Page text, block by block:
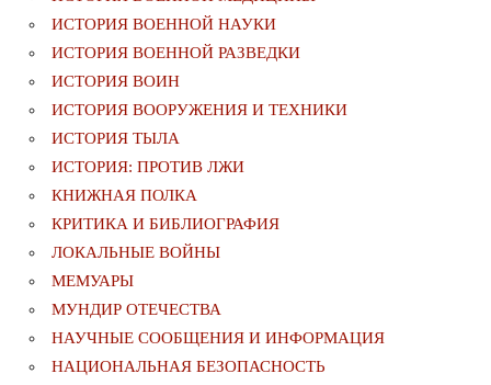
ИСТОРИЯ ВОЕННОЙ НАУКИ
ИСТОРИЯ ВОЕННОЙ РАЗВЕДКИ
ИСТОРИЯ ВОИН
ИСТОРИЯ ВООРУЖЕНИЯ И ТЕХНИКИ
ИСТОРИЯ ТЫЛА
ИСТОРИЯ: ПРОТИВ ЛЖИ
КНИЖНАЯ ПОЛКА
КРИТИКА И БИБЛИОГРАФИЯ
ЛОКАЛЬНЫЕ ВОЙНЫ
МЕМУАРЫ
МУНДИР ОТЕЧЕСТВА
НАУЧНЫЕ СООБЩЕНИЯ И ИНФОРМАЦИЯ
НАЦИОНАЛЬНАЯ БЕЗОПАСНОСТЬ